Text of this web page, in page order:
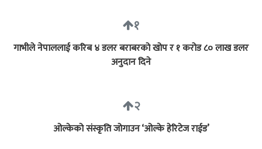
१
गाभीले नेपाललाई करिब ४ डलर बराबरको खोप र १ करोड ८० लाख डलर
अनुदान दिने
२
ओल्केको संस्कृति जोगाउन ‘ओल्के हेरिटेज राईड’